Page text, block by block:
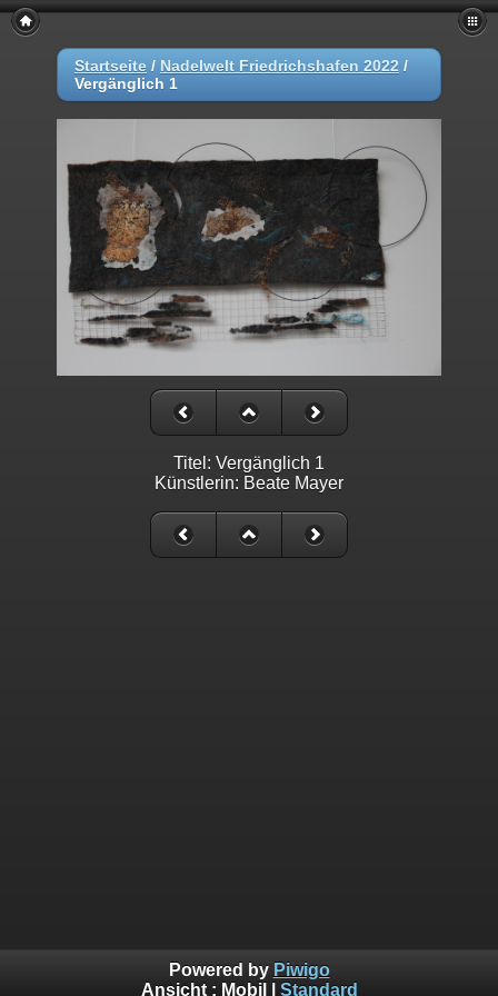
Startseite / Nadelwelt Friedrichshafen 2022 /
Vergänglich 1
Titel: Vergänglich 1
Künstlerin: Beate Mayer
Powered by Piwigo
Ansicht : Mobil Standard